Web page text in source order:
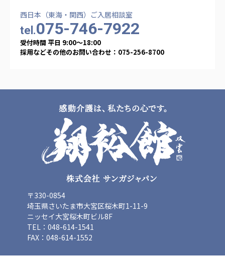
西日本（東海・関西）ご入居相談室
tel.075-746-7922
受付時間 平日 9:00〜18:00
採用などその他のお問い合わせ：075-256-8700
〒330-0854
埼玉県さいたま市大宮区桜木町1-11-9
ニッセイ大宮桜木町ビル8F
TEL：048-614-1541
FAX：048-614-1552